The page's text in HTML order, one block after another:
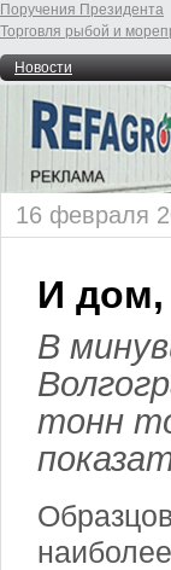
Поручения Президента
Торговля рыбой и
Новости
16 февраля
И дом,
В
тонн